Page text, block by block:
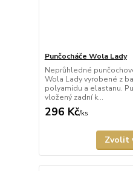
Punčocháče Wola Lady
Neprůhledné
Wola Lady vyrobené z
polyamidu a elastanu.
vložený zadní k...
296 Kč/ks
Zvolit